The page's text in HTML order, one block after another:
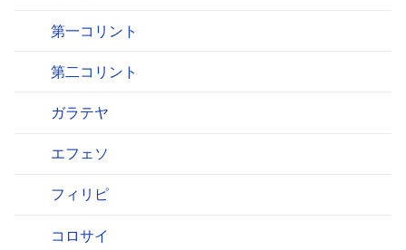
第一コリント
第二コリント
ガラテヤ
エフェソ
フィリピ
コロサイ